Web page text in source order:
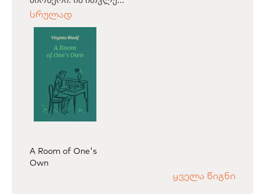
სრულად
A Room of One's
Own
ყველა წიგნი